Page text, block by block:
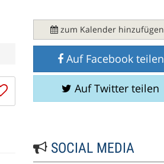
Ich
mag
nicht
zum Kalender hinzufügen
Auf Facebook teilen
Auf Twitter teilen
SOCIAL MEDIA